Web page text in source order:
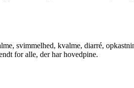
svimmelhed, kvalme, diarré,
for alle, der har hovedpine.